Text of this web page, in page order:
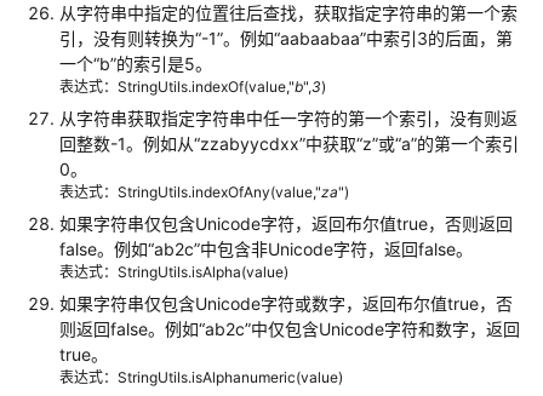
类
型
转
换
规
避
导
自
动
建
表
从字符串中指定的位置往后查找，获取指定字符串的第一个索
引，没有则转换为“-1”。例如“aabaabaa”中索引3的后面，第
一个“b”的索引是5。
表达式：StringUtils.indexOf(value,"b",3)
从字符串获取指定字符串中任一字符的第一个索引，没有则返
回整数-1。例如从“zzabyycdxx”中获取“z”或“a”的第一个索引
0。
表达式：StringUtils.indexOfAny(value,"za")
如果字符串仅包含Unicode字符，返回布尔值true，否则返回
false。例如“ab2c”中包含非Unicode字符，返回false。
表达式：StringUtils.isAlpha(value)
如果字符串仅包含Unicode字符或数字，返回布尔值true，否
则返回false。例如“ab2c”中仅包含Unicode字符和数字，返回
true。
表达式：StringUtils.isAlphanumeric(value)